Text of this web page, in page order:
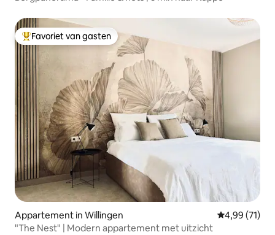
Topfavoriet van gasten
Favoriet van gasten
Appartement in Willingen Gemiddelde
4,99 (71)
"The Nest" | Modern appartement met uitzicht